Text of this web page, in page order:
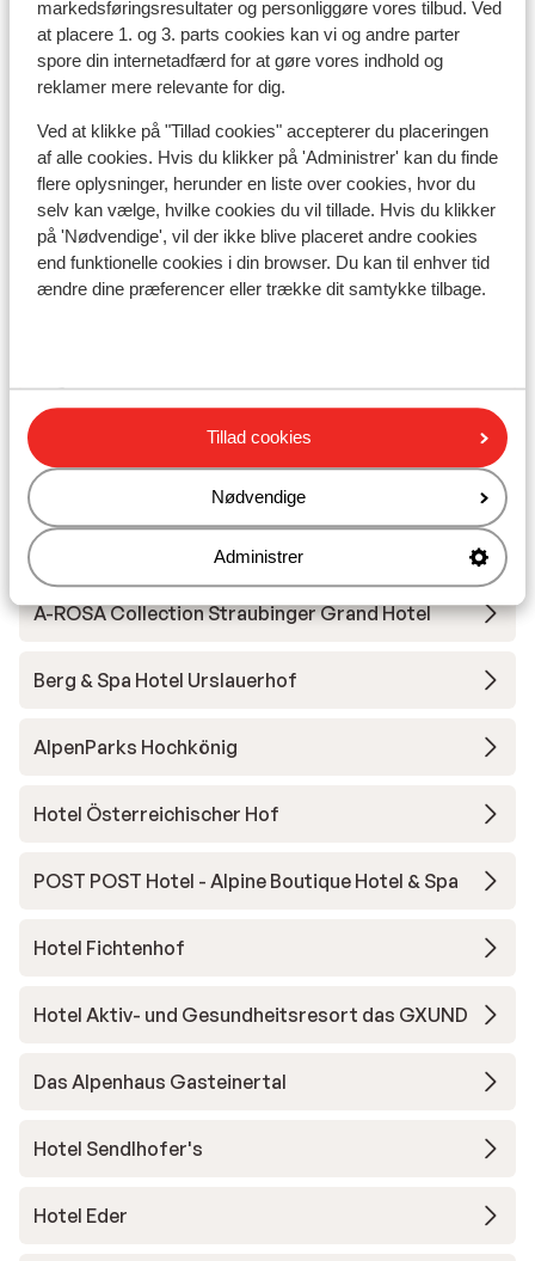
markedsføringsresultater og personliggøre vores tilbud. Ved
at placere 1. og 3. parts cookies kan vi og andre parter
spore din internetadfærd for at gøre vores indhold og
reklamer mere relevante for dig.
Ved at klikke på "Tillad cookies" accepterer du placeringen
af alle cookies. Hvis du klikker på 'Administrer' kan du finde
flere oplysninger, herunder en liste over cookies, hvor du
selv kan vælge, hvilke cookies du vil tillade. Hvis du klikker
på 'Nødvendige', vil der ikke blive placeret andre cookies
end funktionelle cookies i din browser. Du kan til enhver tid
ændre dine præferencer eller trække dit samtykke tilbage.
Tillad cookies
Nødvendige
Administrer
Afstand til nærmeste butikker ca. 2 kilometer
Afstand til nærmeste kiosk ca. 2,5 kilometer
Nærmeste restaurant ca. 1,9 kilometer
Rolig beliggenhed
På en stejl vej
Liftkort/skileje/undervisning
Liftkort
Skileje
Andre overnatningssteder i Ski Amadé
More Mountain Suites
A-ROSA Collection Straubinger Grand Hotel
Berg & Spa Hotel Urslauerhof
AlpenParks Hochkönig
Hotel Österreichischer Hof
POST POST Hotel - Alpine Boutique Hotel & Spa
Hotel Fichtenhof
Hotel Aktiv- und Gesundheitsresort das GXUND
Das Alpenhaus Gasteinertal
Hotel Sendlhofer's
Hotel Eder